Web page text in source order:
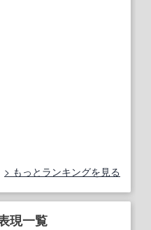
もっとランキングを見る
現一覧